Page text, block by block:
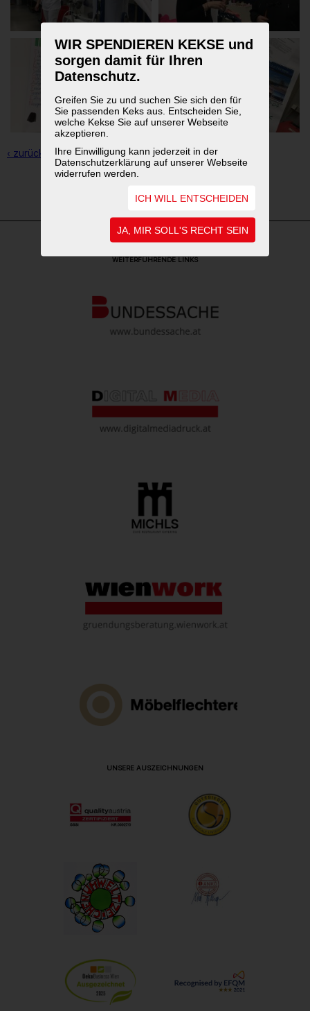
WIR SPENDIEREN KEKSE und
sorgen damit für Ihren
Datenschutz.
Greifen Sie zu und suchen Sie sich den für
Sie passenden Keks aus. Entscheiden Sie,
welche Kekse Sie auf unserer Webseite
akzeptieren.
Ihre Einwilligung kann jederzeit in der
Datenschutzerklärung auf unserer Webseite
widerrufen werden.
ICH WILL ENTSCHEIDEN
JA, MIR SOLL'S RECHT SEIN
‹ zurück zur Übersicht
WEITERFÜHRENDE LINKS
UNSERE AUSZEICHNUNGEN